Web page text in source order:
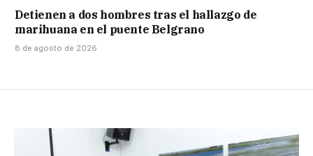
Detienen a dos hombres tras el hallazgo de
marihuana en el puente Belgrano
8 de agosto de 2026